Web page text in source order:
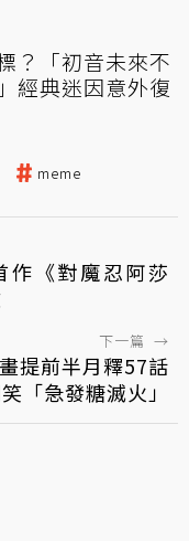
？「初音未來不
經典迷因意外復
meme
作《對魔忍阿莎
下一篇 →
提前半月釋57話
「急發糖滅火」